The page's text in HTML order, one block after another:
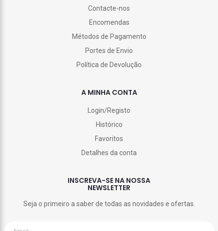
Contacte-nos
Encomendas
Métodos de Pagamento
Portes de Envio
Política de Devolução
A MINHA CONTA
Login/Registo
Histórico
Favoritos
Detalhes da conta
INSCREVA-SE NA NOSSA
NEWSLETTER
Seja o primeiro a saber de todas as novidades e ofertas.